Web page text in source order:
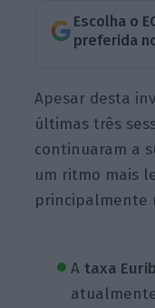
Escolha o
preferida
Apesar desta
últimas três
continuaram a
um ritmo mais
principalmente
Ataxa